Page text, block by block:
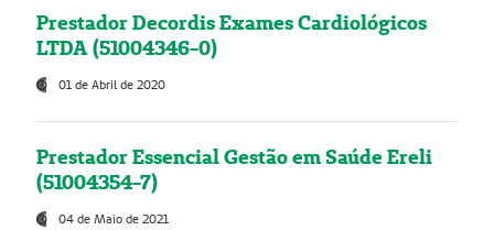
Prestador Decordis Exames Cardiológicos
LTDA (51004346-0)
01 de Abril de 2020
Prestador Essencial Gestão em Saúde Ereli
(51004354-7)
04 de Maio de 2021